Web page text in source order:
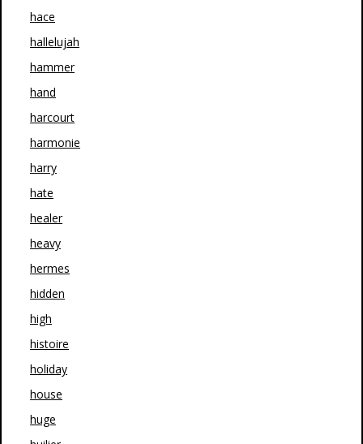
hace
hallelujah
hammer
hand
harcourt
harmonie
harry
hate
healer
heavy
hermes
hidden
high
histoire
holiday
house
huge